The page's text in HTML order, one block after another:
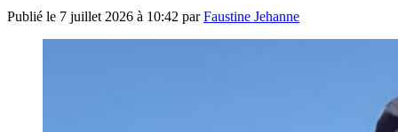
Publié le 7 juillet 2026 à 10:42 parFaustine Jehanne